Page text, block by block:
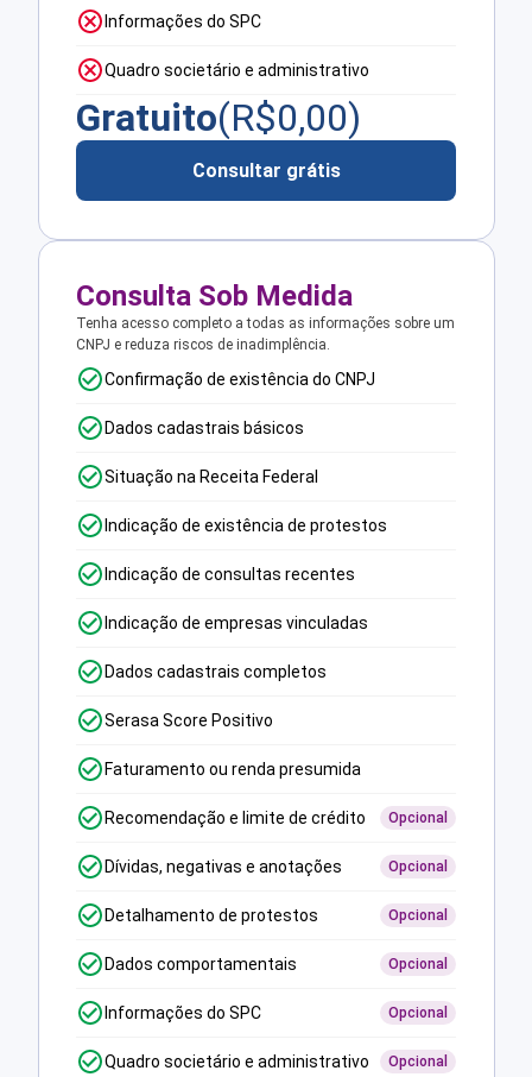
Informações do SPC
Quadro societário e administrativo
Gratuito(R$0,00)
Consultar grátis
Consulta Sob Medida
Tenha acesso completo a todas as informações sobre um
CNPJ e reduza riscos de inadimplência.
Confirmação de existência do CNPJ
Dados cadastrais básicos
Situação na Receita Federal
Indicação de existência de protestos
Indicação de consultas recentes
Indicação de empresas vinculadas
Dados cadastrais completos
Serasa Score Positivo
Faturamento ou renda presumida
Recomendação e limite de crédito Opcional
Dívidas, negativas e anotações Opcional
Detalhamento de protestos Opcional
Dados comportamentais Opcional
Informações do SPC Opcional
Quadro societário e administrativo Opcional